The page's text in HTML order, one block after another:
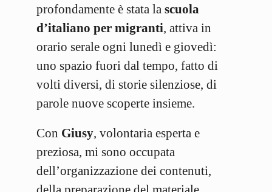
profondamente è stata la scuola
d’italiano per migranti, attiva in
orario serale ogni lunedì e giovedì:
uno spazio fuori dal tempo, fatto di
volti diversi, di storie silenziose, di
parole nuove scoperte insieme.
Con Giusy, volontaria esperta e
preziosa, mi sono occupata
dell’organizzazione dei contenuti,